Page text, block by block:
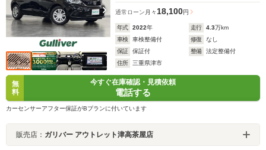
通常ローン 月々 18,100円
年式 2022年 走行 4.3万km
車検
車検整備付 修復
なし
保証
保証付 整備
法定整備付
住所
三重県津市
無
料
今すぐ在庫確認・見積依頼
電話する
カーセンサーアフター保証がBプランに付いています
販売店： ガリバー アウトレット津高茶屋店